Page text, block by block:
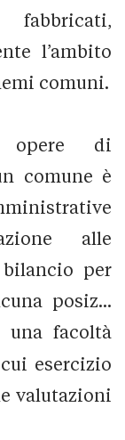
l’ambito
comuni.
opere di
comune è
alle
per
posiz...
una facoltà
esercizio
valutazioni